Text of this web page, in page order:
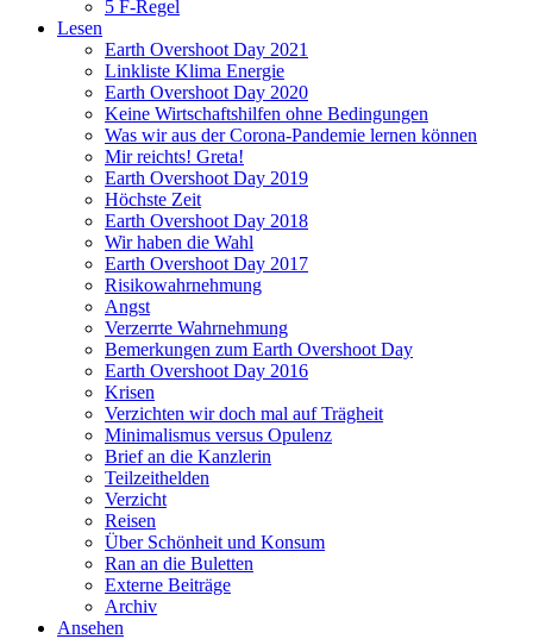
5 F-Regel
Lesen
Earth Overshoot Day 2021
Linkliste Klima Energie
Earth Overshoot Day 2020
Keine Wirtschaftshilfen ohne Bedingungen
Was wir aus der Corona-Pandemie lernen können
Mir reichts! Greta!
Earth Overshoot Day 2019
Höchste Zeit
Earth Overshoot Day 2018
Wir haben die Wahl
Earth Overshoot Day 2017
Risikowahrnehmung
Angst
Verzerrte Wahrnehmung
Bemerkungen zum Earth Overshoot Day
Earth Overshoot Day 2016
Krisen
Verzichten wir doch mal auf Trägheit
Minimalismus versus Opulenz
Brief an die Kanzlerin
Teilzeithelden
Verzicht
Reisen
Über Schönheit und Konsum
Ran an die Buletten
Externe Beiträge
Archiv
Ansehen